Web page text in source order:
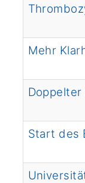
Mehr
Start des